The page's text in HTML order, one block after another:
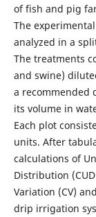
of fish and pig
The
analyzed in a
The treatments
and swine)
a recommended
its volume in
Each plot
units. After
calculations of
Distribution
Variation (CV)
drip irrigation